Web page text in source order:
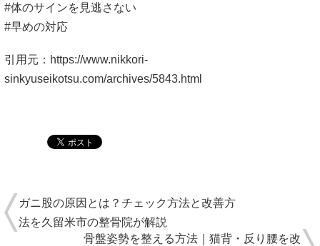
#体のサインを見逃さない
#早めの対応
引用元：https://www.nikkori-
sinkyuseikotsu.com/archives/5843.html
ガニ股の原因とは？チェック方法と改善方
法を久留米市の整骨院が解説
骨盤姿勢を整える方法｜猫背・反り腰を改